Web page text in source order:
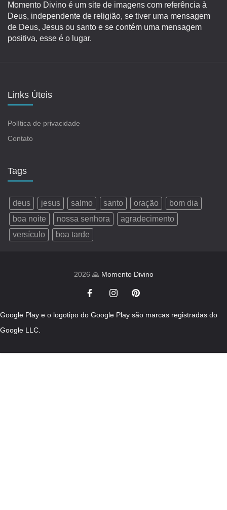
Momento Divino é um site de imagens com referência à
Deus, independente de religião, se tiver uma mensagem
de Deus, Jesus ou santo e se contém uma mensagem
positiva, esse é o lugar.
Links Úteis
Política de privacidade
Contato
Tags
deus jesus salmo santo oração
bom dia
boa noite
nossa senhora
agradecimento
versículo
boa tarde
2026 🙏 Momento Divino
Google Play e o logotipo do Google Play são marcas registradas do
Google LLC.